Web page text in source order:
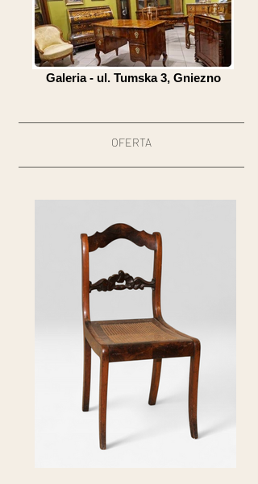
Galeria - ul. Tumska 3, Gniezno
OFERTA